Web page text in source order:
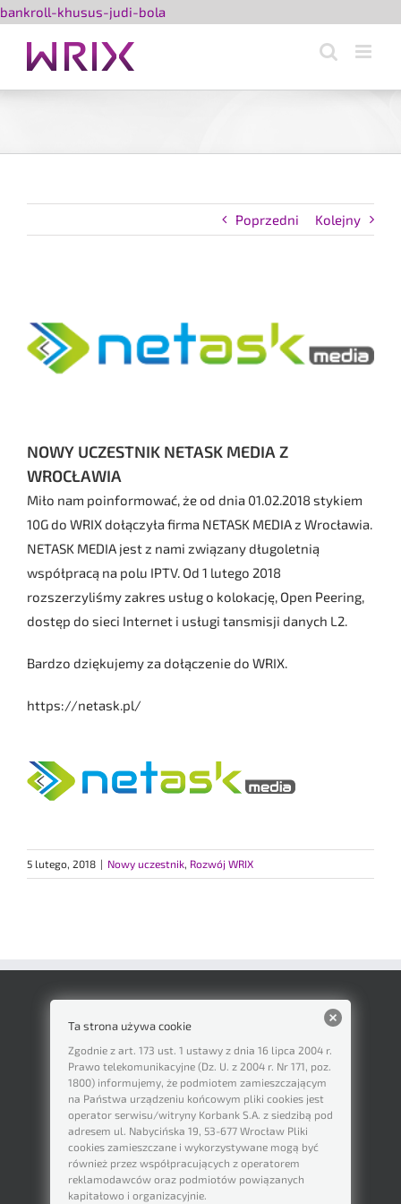
bankroll-khusus-judi-bolaPrzejdź
Poprzedni Kolejny
większy
obrazek
NOWY UCZESTNIK NETASK MEDIA Z
WROCŁAWIA
Miło nam poinformować, że od dnia 01.02.2018 stykiem
10G do WRIX dołączyła firma NETASK MEDIA z Wrocławia.
NETASK MEDIA jest z nami związany długoletnią
współpracą na polu IPTV. Od 1 lutego 2018
rozszerzyliśmy zakres usług o kolokację, Open Peering,
dostęp do sieci Internet i usługi tansmisji danych L2.
Bardzo dziękujemy za dołączenie do WRIX.
https://netask.pl/
5 lutego, 2018 | Nowy uczestnik, Rozwój WRIX
Ta strona używa cookie
Zgodnie z art. 173 ust. 1 ustawy z dnia 16 lipca 2004 r.
Prawo telekomunikacyjne (Dz. U. z 2004 r. Nr 171, poz.
1800) informujemy, że podmiotem zamieszczającym
na Państwa urządzeniu końcowym pliki cookies jest
operator serwisu/witryny Korbank S.A. z siedzibą pod
adresem ul. Nabycińska 19, 53-677 Wrocław Pliki
cookies zamieszczane i wykorzystywane mogą być
również przez współpracujących z operatorem
reklamodawców oraz podmiotów powiązanych
kapitałowo i organizacyjnie.